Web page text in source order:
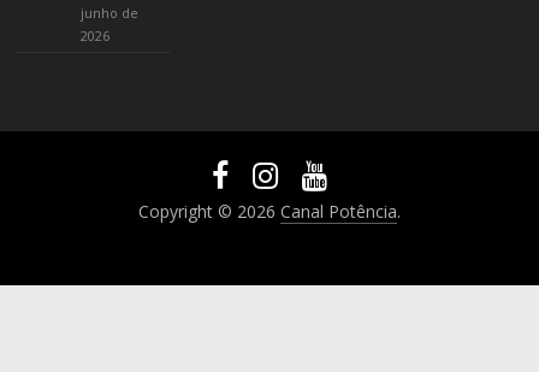
junho de
2026
Copyright © 2026 Canal Potência.